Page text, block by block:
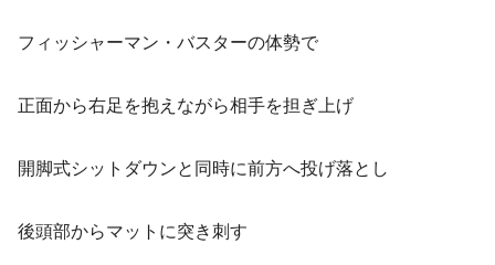
フィッシャーマン・バスターの体勢で
正面から右足を抱えながら相手を担ぎ上げ
開脚式シットダウンと同時に前方へ投げ落とし
後頭部からマットに突き刺す